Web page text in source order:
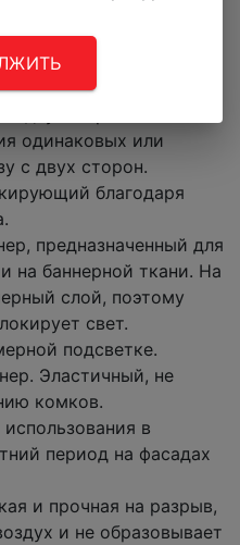
подсветке дает
Применяется на
одинаковых или
с двух сторон.
благодаря
предназначенный для
на баннерной ткани. На
слой, поэтому
свет.
подсветке.
Эластичный, не
комков.
в
период на фасадах
и прочная на разрыв,
и не образовывает